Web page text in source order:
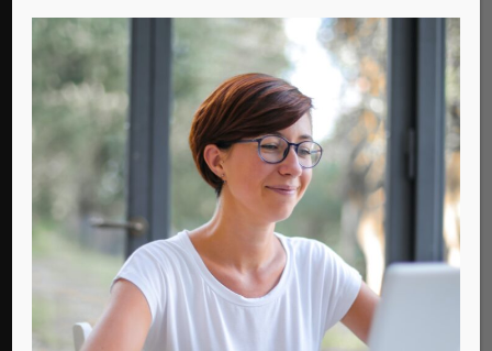
Μισός αιώνας ζωής
Contemporary Life
Ποιον τύπο Λυκείου να επιλέξω;
Contemporary Life
POPULAR POSTS